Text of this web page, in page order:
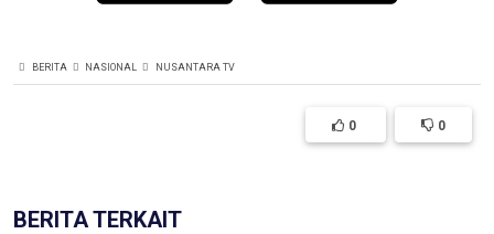
BERITA NASIONAL NUSANTARA TV
0 0
BERITA TERKAIT